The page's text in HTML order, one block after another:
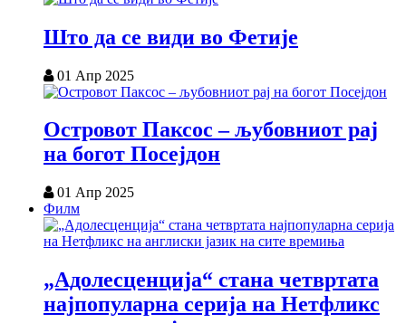
Што да се види во Фетије
01 Апр 2025
Островот Паксос – љубовниот рај
на богот Посејдон
01 Апр 2025
Филм
„Адолесценција“ стана четвртата
најпопуларна серија на Нетфликс